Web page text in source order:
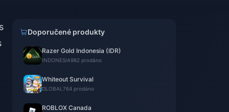
Doporučené produkty
Razer Gold Indonesia (IDR)
INDONESIA982 prodáno
Whiteout Survival
GLOBAL 764 prodáno
ROBLOX Canada